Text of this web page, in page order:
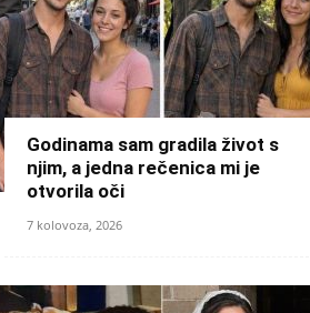
Godinama sam gradila život s
njim, a jedna rečenica mi je
otvorila oči
7 kolovoza, 2026